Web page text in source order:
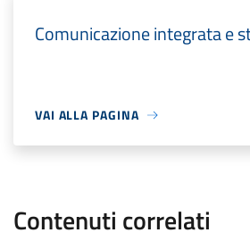
Comunicazione integrata e
VAI ALLA PAGINA
Contenuti correlati